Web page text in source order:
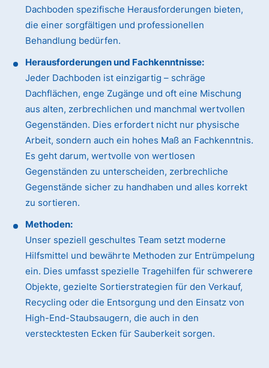
Dachboden spezifische Herausforderungen bieten,
die einer sorgfältigen und professionellen
Behandlung bedürfen.
Herausforderungen und Fachkenntnisse:
Jeder Dachboden ist einzigartig – schräge
Dachflächen, enge Zugänge und oft eine Mischung
aus alten, zerbrechlichen und manchmal wertvollen
Gegenständen. Dies erfordert nicht nur physische
Arbeit, sondern auch ein hohes Maß an Fachkenntnis.
Es geht darum, wertvolle von wertlosen
Gegenständen zu unterscheiden, zerbrechliche
Gegenstände sicher zu handhaben und alles korrekt
zu sortieren.
Methoden:
Unser speziell geschultes Team setzt moderne
Hilfsmittel und bewährte Methoden zur Entrümpelung
ein. Dies umfasst spezielle Tragehilfen für schwerere
Objekte, gezielte Sortierstrategien für den Verkauf,
Recycling oder die Entsorgung und den Einsatz von
High-End-Staubsaugern, die auch in den
verstecktesten Ecken für Sauberkeit sorgen.